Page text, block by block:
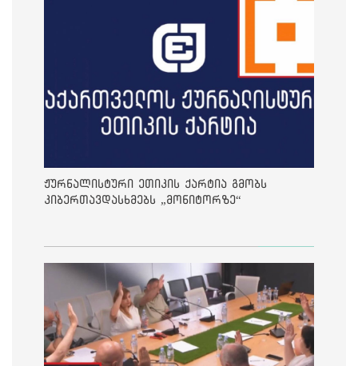
ჟურნალისტური ეთიკის ქარტია გმობს
კიბერთავდასხმებს „მონიტორზე“